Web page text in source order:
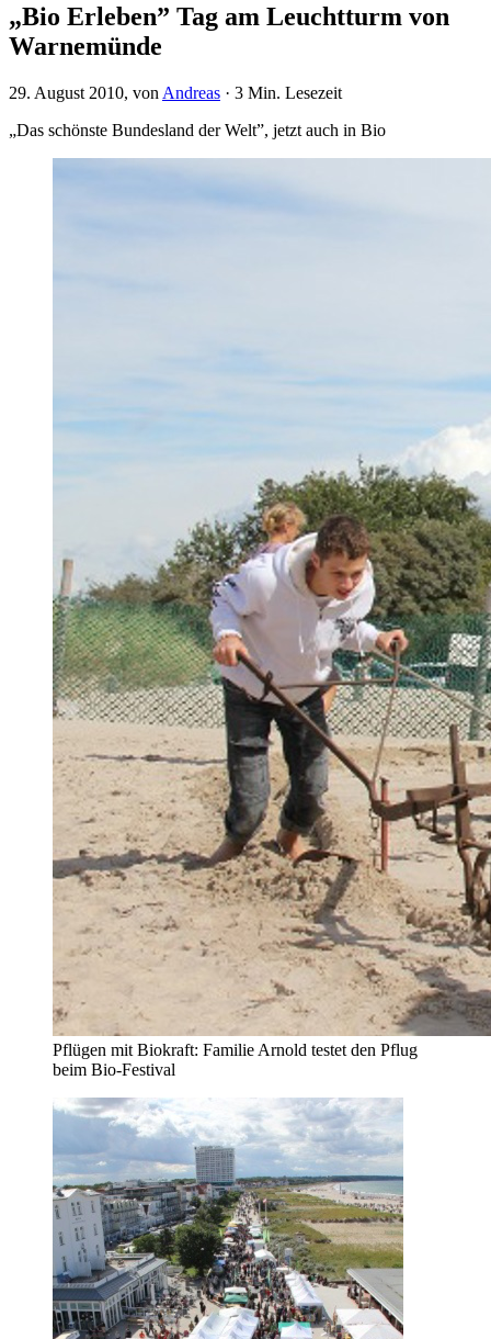
„Bio Erleben” Tag am Leuchtturm von
Warnemünde
29. August 2010, von Andreas · 3 Min. Lesezeit
„Das schönste Bundesland der Welt”, jetzt auch in Bio
Pflügen mit Biokraft: Familie Arnold testet den Pflug
beim Bio-Festival